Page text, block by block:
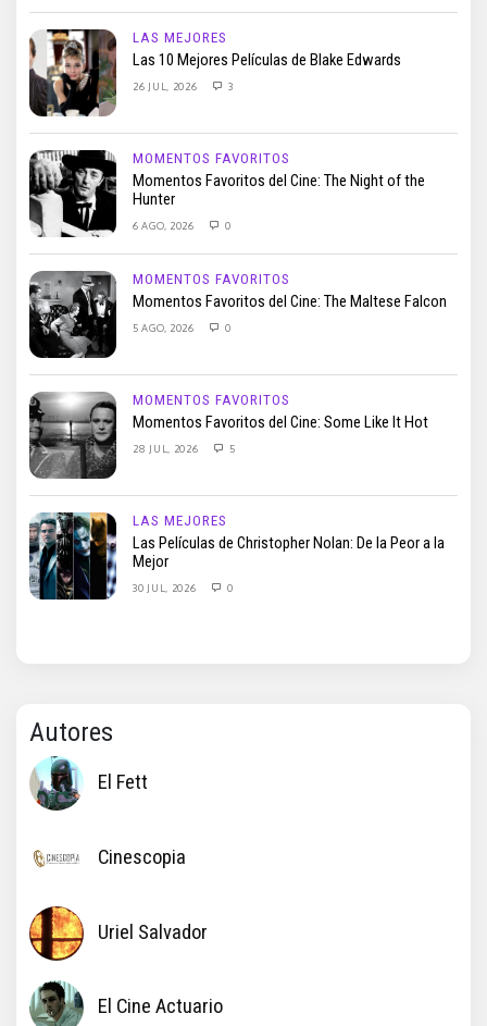
LAS MEJORES
Las 10 Mejores Películas de Blake Edwards
26 JUL, 2026 3
MOMENTOS FAVORITOS
Momentos Favoritos del Cine: The Night of the
Hunter
6 AGO, 2026 0
MOMENTOS FAVORITOS
Momentos Favoritos del Cine: The Maltese Falcon
5 AGO, 2026 0
MOMENTOS FAVORITOS
Momentos Favoritos del Cine: Some Like It Hot
28 JUL, 2026 5
LAS MEJORES
Las Películas de Christopher Nolan: De la Peor a la
Mejor
30 JUL, 2026 0
Autores
El Fett
Cinescopia
Uriel Salvador
El Cine Actuario